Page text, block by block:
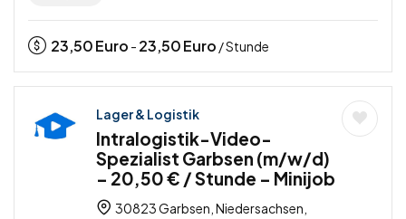
23,50Euro - 23,50Euro / Stunde
Lager & Logistik
Intralogistik-Video-
Spezialist Garbsen (m/w/d)
– 20,50 € / Stunde – Minijob
30823 Garbsen, Niedersachsen,